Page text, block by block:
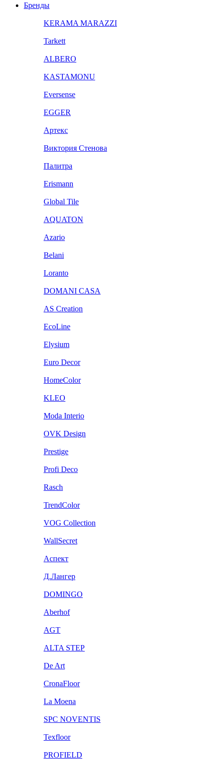
Бренды
KERAMA MARAZZI
Tarkett
ALBERO
KASTAMONU
Eversense
EGGER
Артекс
Виктория Стенова
Палитра
Erismann
Global Tile
AQUATON
Azario
Belani
Loranto
DOMANI CASA
AS Creation
EcoLine
Elysium
Euro Decor
HomeColor
KLEO
Moda Interio
OVK Design
Prestige
Profi Deco
Rasch
TrendColor
VOG Collection
WallSecret
Аспект
Д.Лангер
DOMINGO
Aberhof
AGT
ALTA STEP
De Art
CronaFloor
La Moena
SPC NOVENTIS
Texfloor
PROFIELD